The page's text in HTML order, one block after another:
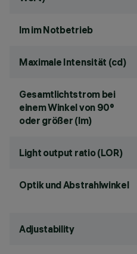
lm im Notbetrieb
Maximale Intensität (cd)
Gesamtlichtstrom bei
einem Winkel von 90°
oder größer (lm)
Light output ratio (LOR)
Optik und Abstrahlwinkel
Adjustability